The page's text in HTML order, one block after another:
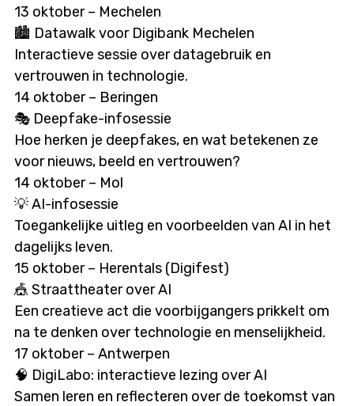
13 oktober – Mechelen
🏙 Datawalk voor Digibank Mechelen
Interactieve sessie over datagebruik en
vertrouwen in technologie.
14 oktober – Beringen
🎭 Deepfake-infosessie
Hoe herken je deepfakes, en wat betekenen ze
voor nieuws, beeld en vertrouwen?
14 oktober – Mol
💡 AI-infosessie
Toegankelijke uitleg en voorbeelden van AI in het
dagelijks leven.
15 oktober – Herentals (Digifest)
🎪 Straattheater over AI
Een creatieve act die voorbijgangers prikkelt om
na te denken over technologie en menselijkheid.
17 oktober – Antwerpen
🧠 DigiLabo: interactieve lezing over AI
Samen leren en reflecteren over de toekomst van